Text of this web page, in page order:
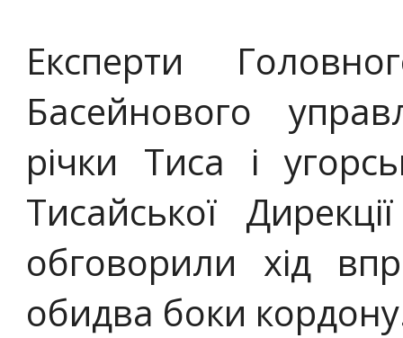
Експерти
Басейнового
річки Тиса і
Тисайської
обговорили хід
обидва боки